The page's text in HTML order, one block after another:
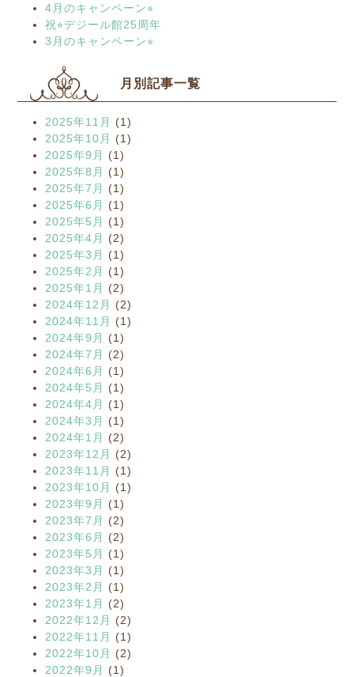
4月のキャンペーン⭐︎
祝⭐︎デジール館25周年
3月のキャンペーン⭐︎
月別記事一覧
2025年11月
(1)
2025年10月
(1)
2025年9月
(1)
2025年8月
(1)
2025年7月
(1)
2025年6月
(1)
2025年5月
(1)
2025年4月
(2)
2025年3月
(1)
2025年2月
(1)
2025年1月
(2)
2024年12月
(2)
2024年11月
(1)
2024年9月
(1)
2024年7月
(2)
2024年6月
(1)
2024年5月
(1)
2024年4月
(1)
2024年3月
(1)
2024年1月
(2)
2023年12月
(2)
2023年11月
(1)
2023年10月
(1)
2023年9月
(1)
2023年7月
(2)
2023年6月
(2)
2023年5月
(1)
2023年3月
(1)
2023年2月
(1)
2023年1月
(2)
2022年12月
(2)
2022年11月
(1)
2022年10月
(2)
2022年9月
(1)